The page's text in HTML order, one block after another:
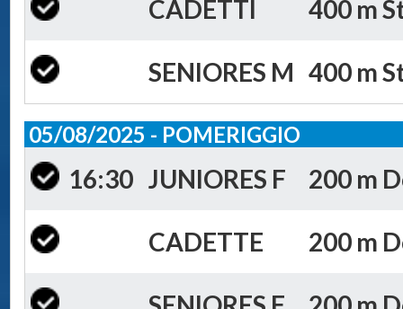
CADETTI 400 m
SENIORES M 400 m
05/08/2025 - POMERIGGIO
16:30 JUNIORES F 200 m
CADETTE 200 m